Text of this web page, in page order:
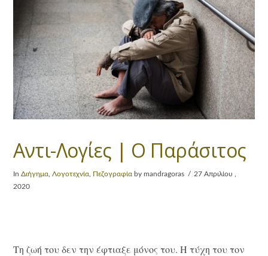
Αντι-Λογίες | Ο Παράσιτος
InΔιήγημα ,Λογοτεχνία Πεζογραφία by mandragoras
27 Απριλίου ,
2020
Τη ζωή του δεν την έφτιαξε μόνος του. Η τύχη του τον